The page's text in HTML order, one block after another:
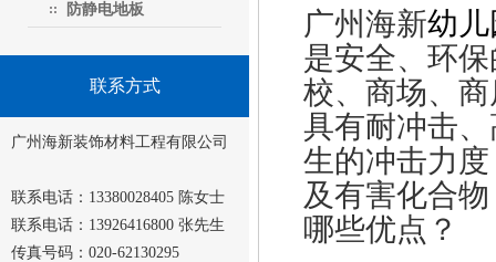
防静电地板
联系方式
广州海新装饰材料工程有限公司
联系电话：13380028405 陈女士
联系电话：13926416800 张先生
传真号码：020-62130295
广州海新幼
是安全、环
校、商场、
具有耐冲击
生的冲击力
及有害化合
哪些优点？